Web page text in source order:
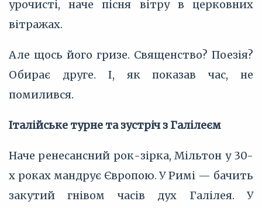
урочисті, наче пісня вітру в церковних
вітражах.
Але щось його гризе. Священство? Поезія?
Обирає друге. І, як показав час, не
помилився.
Італійське турне та зустріч з Галілеєм
Наче ренесансний рок-зірка, Мільтон у 30-
х роках мандрує Європою. У Римі — бачить
закутий гнівом часів дух Галілея. У